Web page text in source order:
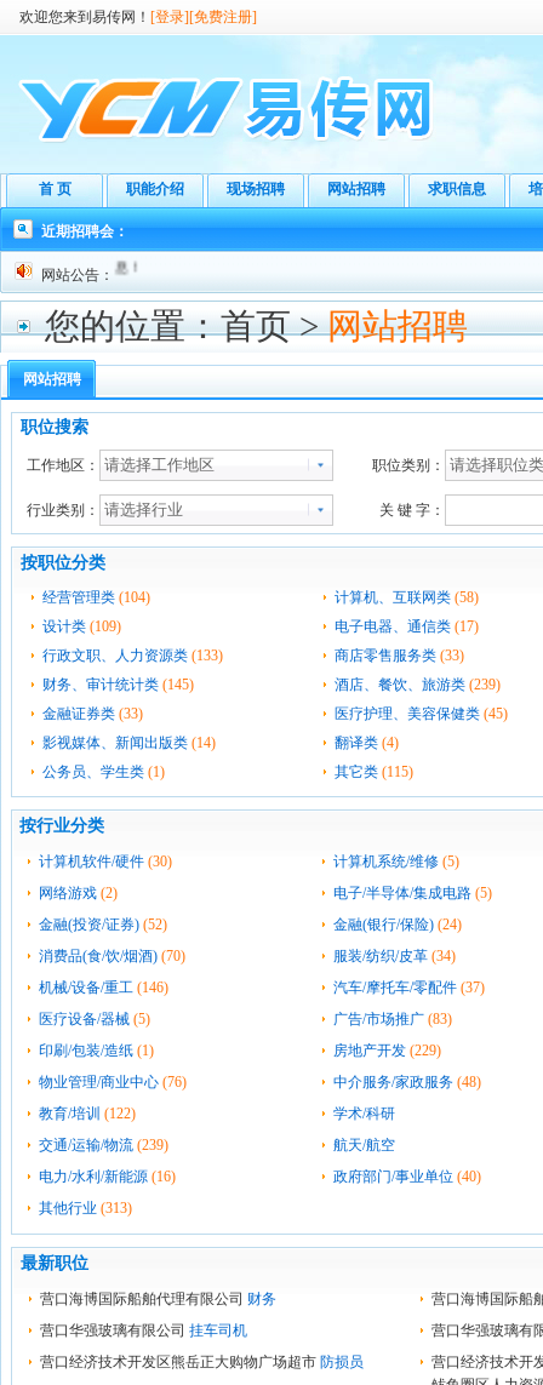
欢迎您来到易传网！ [登录][免费注册]
首 页 职能介绍 现场招聘 网站招聘 求职信息
近期招聘会：
网站公告：
询人才库信息！
您的位置：首页>网站招聘
网站招聘
职位搜索
工作地区： 职位类别：
行业类别： 关 键 字：
按职位分类
经营管理类 (104) 计算机、互联网类 (58)
设计类 (109) 电子电器、通信类 (17)
行政文职、人力资源类 (133) 商店零售服务类 (33)
财务、审计统计类 (145) 酒店、餐饮、旅游类 (239)
金融证券类 (33) 医疗护理、美容保健类 (45)
影视媒体、新闻出版类 (14) 翻译类 (4)
公务员、学生类 (1) 其它类 (115)
按行业分类
计算机软件/硬件 (30) 计算机系统/维修 (5)
网络游戏 (2) 电子/半导体/集成电路 (5)
金融(投资/证券) (52) 金融(银行/保险) (24)
消费品(食/饮/烟酒) (70) 服装/纺织/皮革 (34)
机械/设备/重工 (146) 汽车/摩托车/零配件 (37)
医疗设备/器械 (5) 广告/市场推广 (83)
印刷/包装/造纸 (1) 房地产开发 (229)
物业管理/商业中心 (76) 中介服务/家政服务 (48)
教育/培训 (122)
学术/科研
交通/运输/物流 (239)
航天/航空
电力/水利/新能源 (16) 政府部门/事业单位 (40)
其他行业 (313)
最新职位
营口海博国际船舶代理有限公司 财务
营口海博国际船
营口华强玻璃有限公司 挂车司机
营口华强玻璃有
营口经济技术开发区熊岳正大购物广场超市 防损员 营口经济技术开